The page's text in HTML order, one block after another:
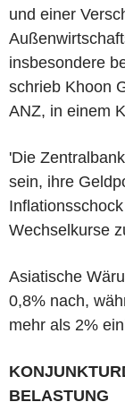
und einer
insbesondere
schrieb Khoon
ANZ, in einem
'Die
sein, ihre
Wechselkurse
Asiatische
0,8% nach,
mehr als 2%
BELASTUNG